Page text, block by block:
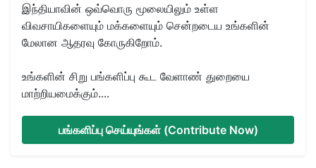
இந்தியாவின் ஒவ்வொரு மூலையிலும் உள்ள
விவசாயிகளையும் மக்களையும் சென்றடைய உங்களின்
மேலான ஆதரவு கோருகிறோம்.
உங்களின் சிறு பங்களிப்பு கூட வேளாண் துறையை
மாற்றியமைக்கும்....
பங்களிப்பு செய்யுங்கள் (Contribute Now)